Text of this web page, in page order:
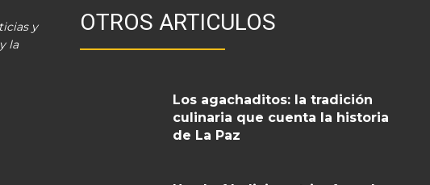
y
la
OTROS ARTICULOS
Los agachaditos: la tradición
culinaria que cuenta la historia
de La Paz